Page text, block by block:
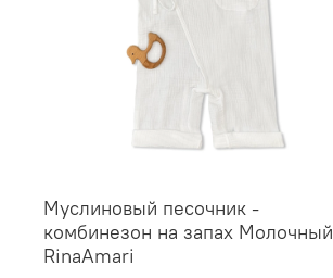
Муслиновый песочник -
комбинезон на запах Молочный
RinaAmari